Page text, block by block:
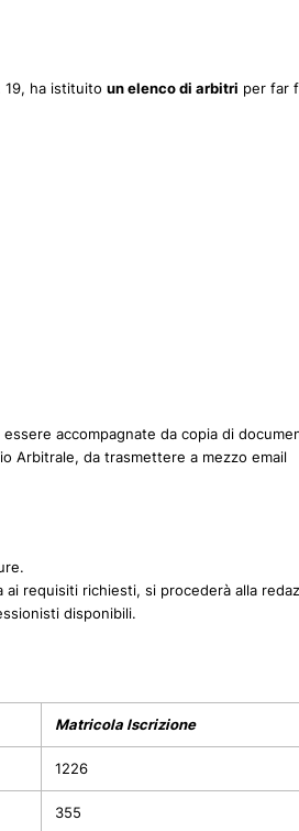
19, ha istituito un elenco di arbitri per far
accompagnate da copia di
Arbitrale, da trasmettere a mezzo email
requisiti richiesti, si procederà alla
disponibili.
Matricola Iscrizione
1226
355